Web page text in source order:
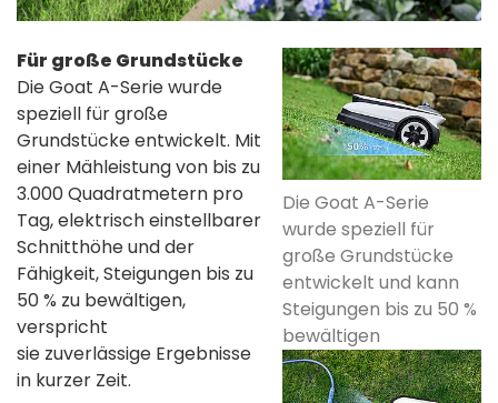
Die Goat A-Serie
wurde speziell für
große Grundstücke
entwickelt und kann
Steigungen bis zu 50 %
bewältigen
Für große Grundstücke
Die Goat A-Serie wurde
speziell für große
Grundstücke entwickelt. Mit
einer Mähleistung von bis zu
3.000 Quadratmetern pro
Tag, elektrisch einstellbarer
Schnitthöhe und der
Fähigkeit, Steigungen bis zu
50 % zu bewältigen,
verspricht
sie zuverlässige Ergebnisse
in kurzer Zeit.